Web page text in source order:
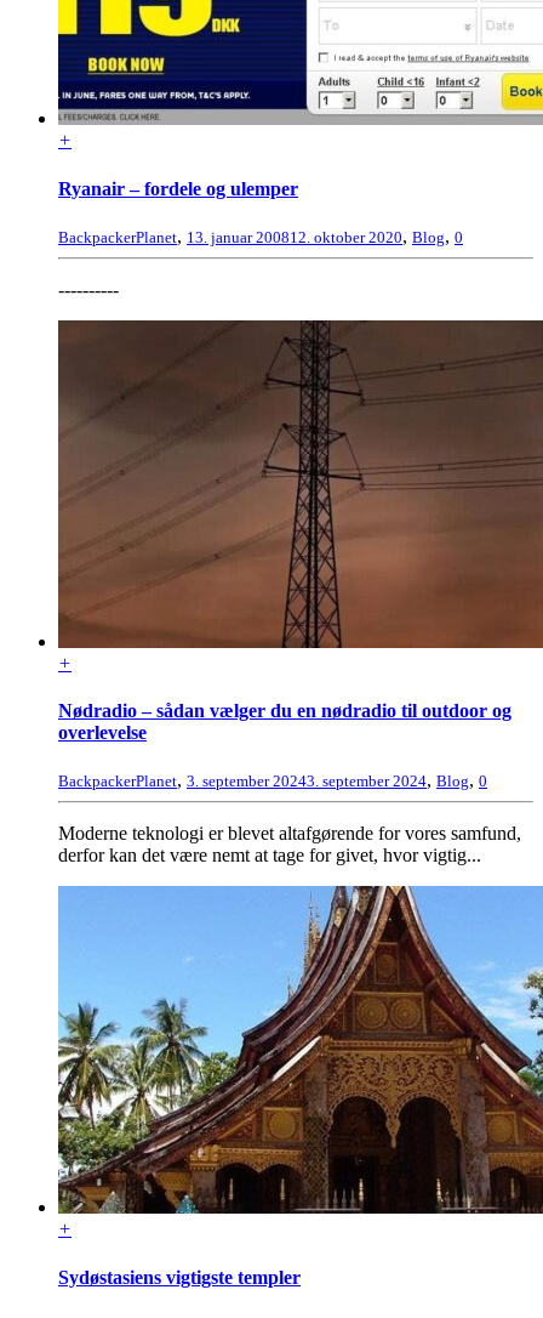
+
Ryanair – fordele og ulemper
BackpackerPlanet, 13. januar 200812. oktober 2020, Blog, 0
----------
+
Nødradio – sådan vælger du en nødradio til outdoor og
overlevelse
BackpackerPlanet, 3. september 20243. september 2024, Blog, 0
Moderne teknologi er blevet altafgørende for vores samfund,
derfor kan det være nemt at tage for givet, hvor vigtig...
+
Sydøstasiens vigtigste templer